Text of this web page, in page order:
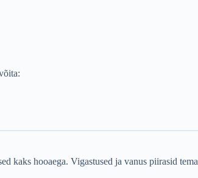
kaks hooaega. Vigastused ja vanus piirasid tema